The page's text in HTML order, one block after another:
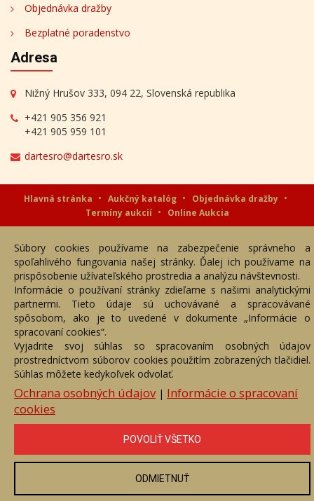
Objednávka dražby
Bezplatné poradenstvo
Adresa
Nižný Hrušov 333, 094 22, Slovenská republika
+421 905 356 921
+421 905 959 101
dartesro@dartesro.sk
Hlavná stránka Aukčný katalóg
Objednávka dražby
Termíny aukcií
Online Aukcia
Akékoľvek používanie obrazových a textových súčastí tejto stránky je
podmienené výslovným súhlasom jej vlastníka. Všetky práva sú
vyhradené.
Súbory cookies používame na zabezpečenie správneho a
spoľahlivého fungovania našej stránky. Ďalej ich používame na
prispôsobenie užívateľského prostredia a analýzu návštevnosti.
Informácie o používaní stránky zdieľame s našimi analytickými
partnermi. Tieto údaje sú uchovávané a spracovávané
spôsobom, ako je to uvedené v dokumente „Informácie o
spracovaní cookies“.
Vyjadrite svoj súhlas so spracovaním osobných údajov
prostredníctvom súborov cookies použitím zobrazených tlačidiel.
Súhlas môžete kedykoľvek odvolať.
Ochrana osobných údajov| Informácie o spracovaní
cookies
POVOLIŤ VŠETKO
ODMIETNUŤ